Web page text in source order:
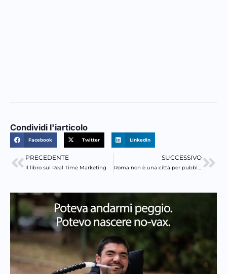
Condividi l'iarticolo
Facebook Twitter Linkedin
Precedente
PRECEDENTE
Il libro sul Real Time Marketing
SUCCESSIVO
Roma non è una città per pubblicitari